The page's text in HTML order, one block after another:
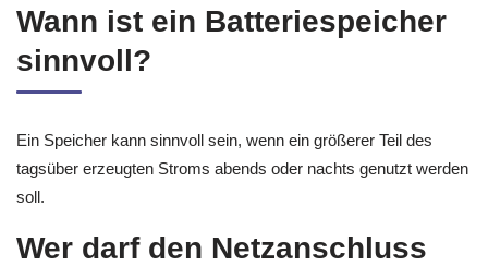
Wann ist ein Batteriespeicher
sinnvoll?
Ein Speicher kann sinnvoll sein, wenn ein größerer Teil des
tagsüber erzeugten Stroms abends oder nachts genutzt werden
soll.
Wer darf den Netzanschluss